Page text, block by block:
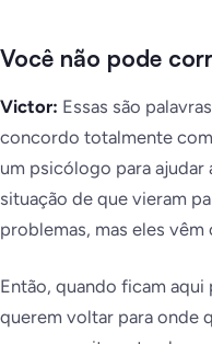
Você não pode
Victor: Essas são
concordo totalmente
um psicólogo para ajudar
situação de que vieram
problemas, mas eles vêm
Então, quando ficam
querem voltar para onde